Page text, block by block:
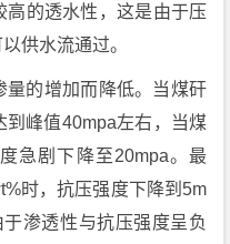
的透水性，这是由于压
供水流通过。
量的增加而降低。当煤矸
峰值40mpa左右，当煤
急剧下降至20mpa。最
时，抗压强度下降到5m
渗透性与抗压强度呈负